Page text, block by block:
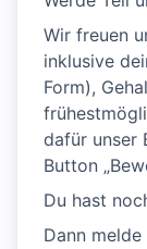
Wir freuen
inklusive
Form),
dafür unser
Button
Du hast
Dann